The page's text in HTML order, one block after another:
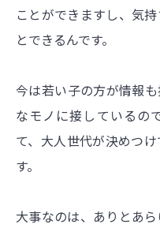
ことができますし、気
とできるんです。
今は若い子の方が情報
なモノに接しているの
て、大人世代が決めつ
す。
大事なのは、ありとあ